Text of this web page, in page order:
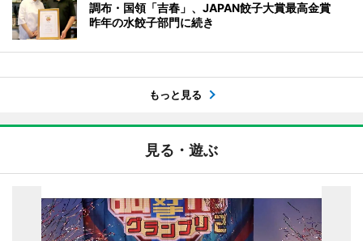
調布・国領「吉春」、JAPAN餃子大賞最高金賞
昨年の水餃子部門に続き
もっと見る
見る・遊ぶ